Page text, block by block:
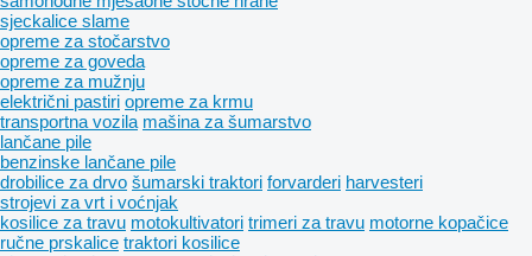
sjeckalice slame
opreme za stočarstvo
opreme za goveda
opreme za mužnju
električni pastiri opreme za krmu
transportna vozila mašina za šumarstvo
lančane pile
benzinske lančane pile
drobilice za drvo šumarski traktori forvarderi harvesteri
strojevi za vrt i voćnjak
kosilice za travu motokultivatori trimeri za travu motorne kopačice
ručne prskalice traktori kosilice